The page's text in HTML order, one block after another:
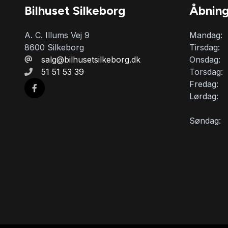
Bilhuset Silkeborg
A. C. Illums Vej 9
8600 Silkeborg
salg@bilhusetsilkeborg.dk
51 51 53 39
Mandag:
Tirsdag:
Onsdag:
Torsdag:
Fredag:
Lørdag:
Søndag: